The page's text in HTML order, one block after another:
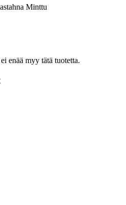
Minttu
enää myy tätä tuotetta.